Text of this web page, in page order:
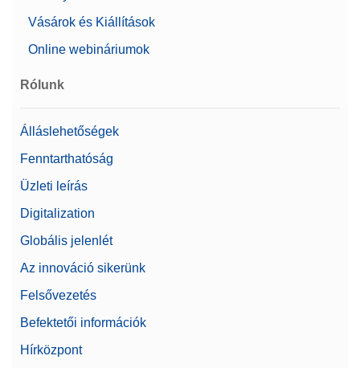
Vásárok és Kiállítások
Online webináriumok
Rólunk
Álláslehetőségek
Fenntarthatóság
Üzleti leírás
Digitalization
Globális jelenlét
Az innováció sikerünk
Felsővezetés
Befektetői információk
Hírközpont